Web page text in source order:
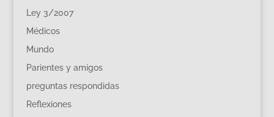
Ley 3/2007
Médicos
Mundo
Parientes y amigos
preguntas respondidas
Reflexiones